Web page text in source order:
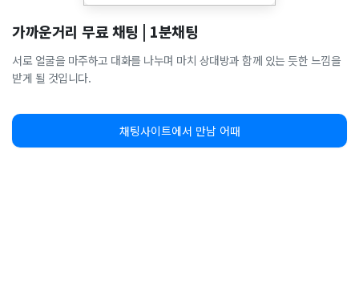
가까운거리 무료 채팅 | 1분채팅
서로 얼굴을 마주하고 대화를 나누며 마치 상대방과 함께 있는 듯한 느낌을
받게 될 것입니다.
채팅사이트에서 만남 어때